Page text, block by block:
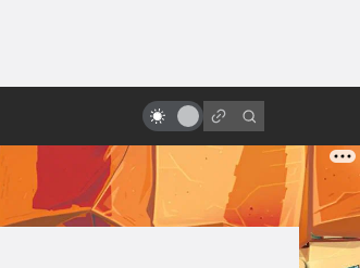
«Перевал» и другие